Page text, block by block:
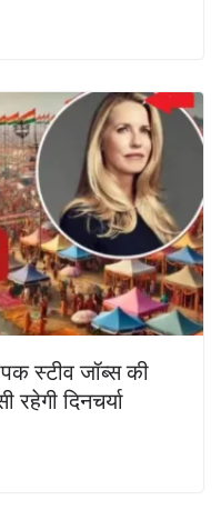
स्टीव जॉब्स की
रहेगी दिनचर्या